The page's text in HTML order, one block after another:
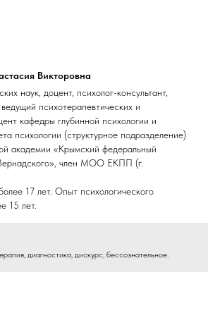
Викторовна
наук, доцент, психолог-консультант,
психотерапевтических и
кафедры глубинной психологии и
психологии (структурное подразделение)
академии «Крымский федеральный
член МОО ЕКПП (г.
17 лет. Опыт психологического
15 лет.
диагностика, дискурс, бессознательное.